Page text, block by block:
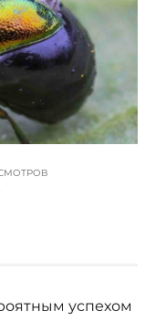
успехом